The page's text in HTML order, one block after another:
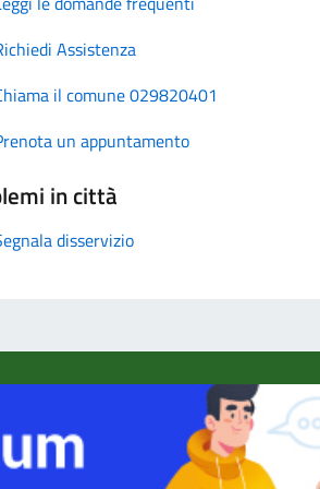
Assistenza
il comune 029820401
un appuntamento
in città
disservizio